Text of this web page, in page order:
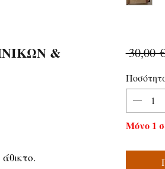
& 30,00
Μόνο 1